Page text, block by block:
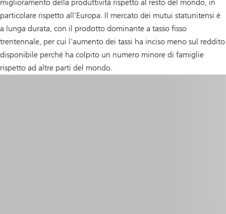
miglioramento della produttività rispetto al resto del mondo, in
particolare rispetto all'Europa. Il mercato dei mutui statunitensi è
a lunga durata, con il prodotto dominante a tasso fisso
trentennale, per cui l'aumento dei tassi ha inciso meno sul reddito
disponibile perché ha colpito un numero minore di famiglie
rispetto ad altre parti del mondo.